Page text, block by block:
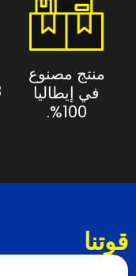
منتج مصنوع
في إيطاليا
100%.
قوتنا